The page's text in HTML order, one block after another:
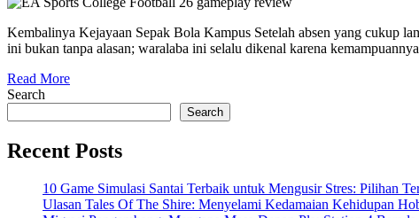
Kembalinya Kejayaan Sepak Bola Kampus Setelah absen yang cukup
ini bukan tanpa alasan; waralaba ini selalu dikenal karena
Read More
Search
Search
Recent Posts
10 Game Simulasi Santai Terbaik untuk Mengusir Stres: Pilihan
Ulasan Tales Of The Shire: Menyelami Kedamaian Kehidupan